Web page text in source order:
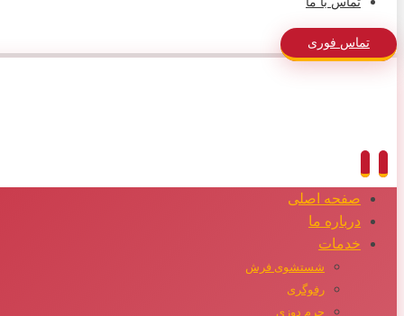
تماس فوری
صفحه اصلی
درباره ما
خدمات
شستشوی فرش
رفوگری
چرم دوزی